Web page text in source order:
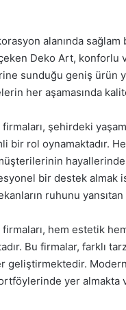
alanında
çeken Deko Art,
sunduğu geniş
her aşamasında
şehirdeki
rol oynamaktadır.
bir destek
ruhunu yansıtan
hem estetik
Bu firmalar, farklı
geliştirmektedir.
yer